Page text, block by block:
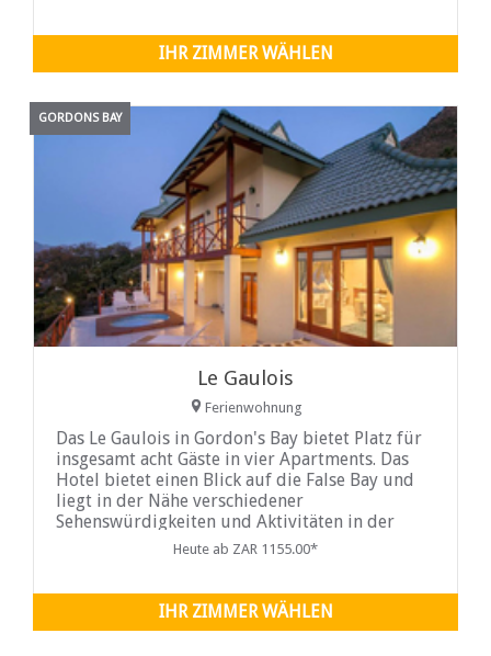
IHR ZIMMER WÄHLEN
GORDONS BAY
Le Gaulois
Ferienwohnung
Das Le Gaulois in Gordon's Bay bietet Platz für
insgesamt acht Gäste in vier Apartments. Das
Hotel bietet einen Blick auf die False Bay und
liegt in der Nähe verschiedener
Sehenswürdigkeiten und Aktivitäten in der
Heute ab ZAR 1155.00*
IHR ZIMMER WÄHLEN